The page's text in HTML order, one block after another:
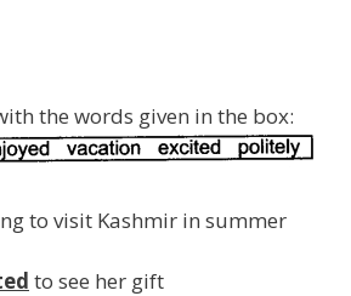
the words given in the box:
to visit Kashmir in summer
to see her gift